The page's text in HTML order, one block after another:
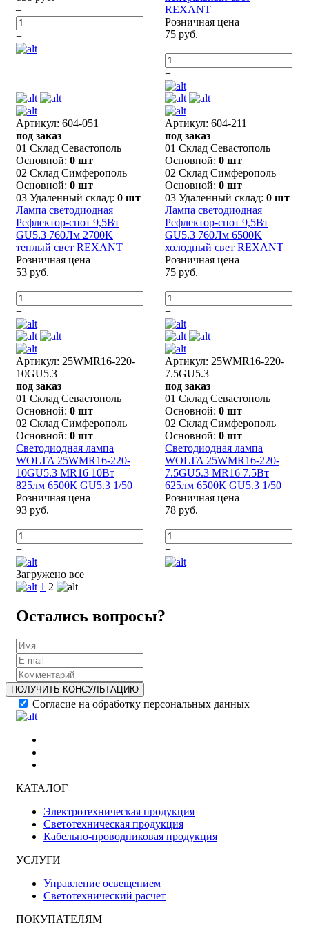
–
+
REXANT
Розничная цена
75 руб.
–
+
Артикул: 604-051
под заказ
01 Склад Севастополь
Основной: 0 шт
02 Склад Симферополь
Основной: 0 шт
03 Удаленный склад: 0 шт
Лампа светодиодная
Рефлектор-cпот 9,5Вт
GU5.3 760Лм 2700K
теплый свет REXANT
Розничная цена
53 руб.
–
+
Артикул: 604-211
под заказ
01 Склад Севастополь
Основной: 0 шт
02 Склад Симферополь
Основной: 0 шт
03 Удаленный склад: 0 шт
Лампа светодиодная
Рефлектор-cпот 9,5Вт
GU5.3 760Лм 6500K
холодный свет REXANT
Розничная цена
75 руб.
–
+
Артикул: 25WMR16-220-
10GU5.3
под заказ
01 Склад Севастополь
Основной: 0 шт
02 Склад Симферополь
Основной: 0 шт
Светодиодная лампа
WOLTA 25WMR16-220-
10GU5.3 MR16 10Вт
825лм 6500К GU5.3 1/50
Розничная цена
93 руб.
–
+
Артикул: 25WMR16-220-
7.5GU5.3
под заказ
01 Склад Севастополь
Основной: 0 шт
02 Склад Симферополь
Основной: 0 шт
Светодиодная лампа
WOLTA 25WMR16-220-
7.5GU5.3 MR16 7.5Вт
625лм 6500К GU5.3 1/50
Розничная цена
78 руб.
–
+
Загружено все
1 2
Остались вопросы?
ПОЛУЧИТЬ КОНСУЛЬТАЦИЮ
Согласие на обработку персональных данных
КАТАЛОГ
Электротехническая продукция
Светотехническая продукция
Кабельно-проводниковая продукция
УСЛУГИ
Управление освещением
Светотехнический расчет
ПОКУПАТЕЛЯМ